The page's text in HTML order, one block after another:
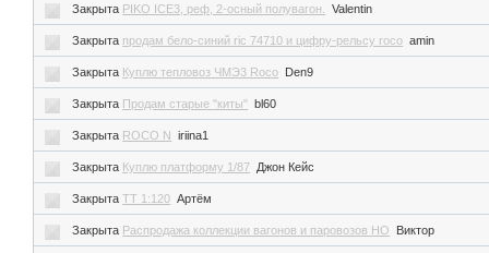
Закрыта PIKO ICE3, реф, 2-осный полувагон. Valentin
Закрыта продам бело-синий ric 74710 и цифру-рельсу roco amin
Закрыта Куплю тепловоз ЧМЭ3 Roco Den9
Закрыта Продам старые "киты" bl60
Закрыта ROCO N iriina1
Закрыта Куплю платформу 1/87 Джон Кейс
ЗакрытаTT 1:120 Артём
Закрыта Распродажа коллекции вагонов и паровозов НО Виктор